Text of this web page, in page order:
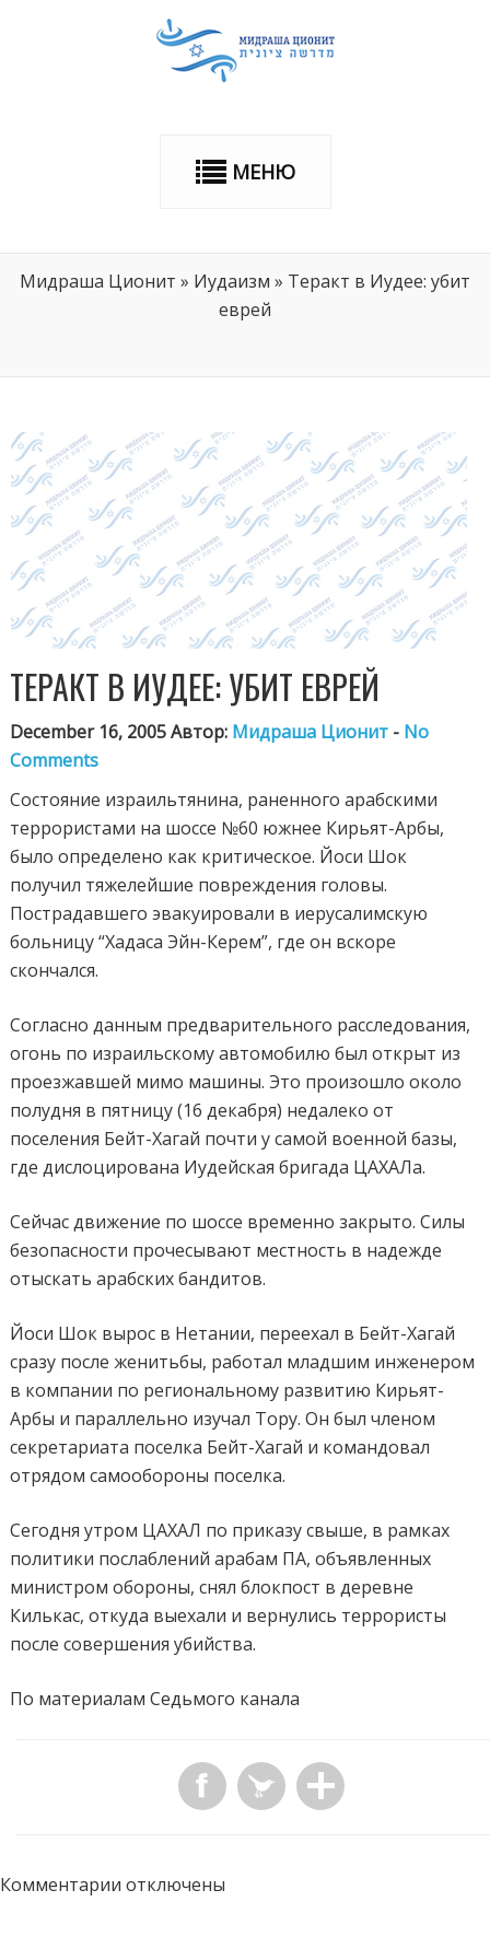
МЕНЮ
Мидраша Ционит » Иудаизм » Теракт в Иудее: убит
еврей
ТЕРАКТ В ИУДЕЕ: УБИТ ЕВРЕЙ
December 16, 2005 Автор: Мидраша Ционит - No
Comments
Состояние израильтянина, раненного арабскими
террористами на шоссе №60 южнее Кирьят-Арбы,
было определено как критическое. Йоси Шок
получил тяжелейшие повреждения головы.
Пострадавшего эвакуировали в иерусалимскую
больницу “Хадаса Эйн-Керем”, где он вскоре
скончался.
Согласно данным предварительного расследования,
огонь по израильскому автомобилю был открыт из
проезжавшей мимо машины. Это произошло около
полудня в пятницу (16 декабря) недалеко от
поселения Бейт-Хагай почти у самой военной базы,
где дислоцирована Иудейская бригада ЦАХАЛа.
Сейчас движение по шоссе временно закрыто. Силы
безопасности прочесывают местность в надежде
отыскать арабских бандитов.
Йоси Шок вырос в Нетании, переехал в Бейт-Хагай
сразу после женитьбы, работал младшим инженером
в компании по региональному развитию Кирьят-
Арбы и параллельно изучал Тору. Он был членом
секретариата поселка Бейт-Хагай и командовал
отрядом самообороны поселка.
Сегодня утром ЦАХАЛ по приказу свыше, в рамках
политики послаблений арабам ПА, объявленных
министром обороны, снял блокпост в деревне
Килькас, откуда выехали и вернулись террористы
после совершения убийства.
По материаламСедьмого канала
Комментарии отключены